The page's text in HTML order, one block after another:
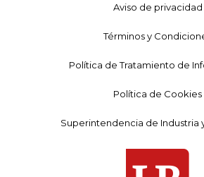
Aviso de privacidad
Términos y
Política de Tratamiento de
Política de Cookies
Superintendencia de Industria